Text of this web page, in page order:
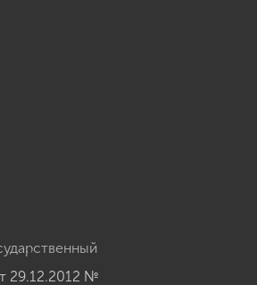
29.12.2012 №